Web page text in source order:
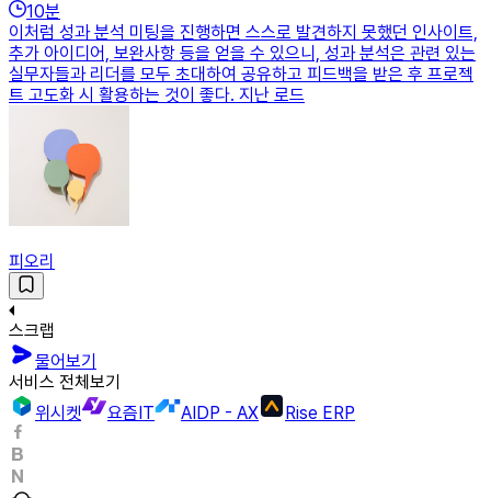
10분
이처럼 성과 분석 미팅을 진행하면 스스로 발견하지 못했던 인사이트,
추가 아이디어, 보완사항 등을 얻을 수 있으니, 성과 분석은 관련 있는
실무자들과 리더를 모두 초대하여 공유하고 피드백을 받은 후 프로젝
트 고도화 시 활용하는 것이 좋다. 지난 로드
피오리
스크랩
물어보기
서비스 전체보기
위시켓
요즘IT AIDP - AX Rise ERP